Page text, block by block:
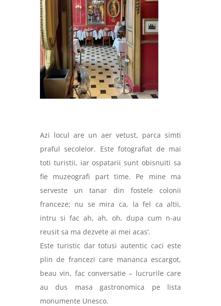
Azi locul are un aer vetust, parca simti
praful secolelor. Este fotografiat de mai
toti turistii, iar ospatarii sunt obisnuiti sa
fie muzeografi part time. Pe mine ma
serveste un tanar din fostele colonii
franceze; nu se mira ca, la fel ca altii,
intru si fac ah, ah, oh, dupa cum n-au
reusit sa ma dezvete ai mei acas’.
Este turistic dar totusi autentic caci este
plin de francezi care mananca escargot,
beau vin, fac conversatie – lucrurile care
au dus masa gastronomica pe lista
monumente Unesco.